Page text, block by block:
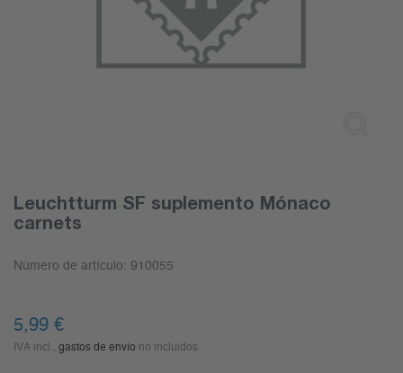
Leuchtturm SF suplemento Mónaco
carnets
Número de artículo: 910055
5,99 €
IVA incl., gastos de envío no incluidos